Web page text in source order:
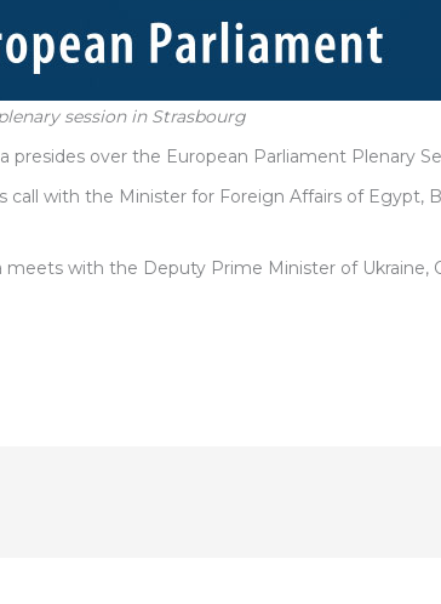
session in Strasbourg
presides over the European Parliament Plenary
call with the Minister for Foreign Affairs of Egypt,
meets with the Deputy Prime Minister of Ukraine,